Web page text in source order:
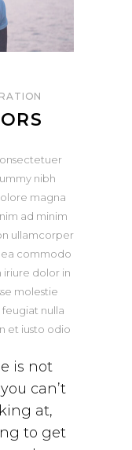
nibh
magna
ad minim
ullamcorper
ea commodo
iriure dolor in
molestie
nulla
et iusto odio
is not
can’t
at,
to get